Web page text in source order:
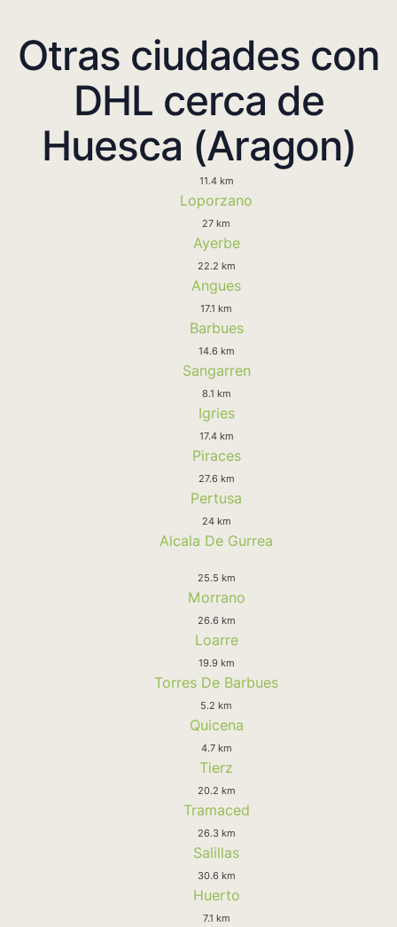
Otras ciudades con
DHL cerca de
Huesca (Aragon)
11.4 km
Loporzano
27 km
Ayerbe
22.2 km
Angues
17.1 km
Barbues
14.6 km
Sangarren
8.1 km
Igries
17.4 km
Piraces
27.6 km
Pertusa
24 km
Alcala De Gurrea
25.5 km
Morrano
26.6 km
Loarre
19.9 km
Torres De Barbues
5.2 km
Quicena
4.7 km
Tierz
20.2 km
Tramaced
26.3 km
Salillas
30.6 km
Huerto
7.1 km